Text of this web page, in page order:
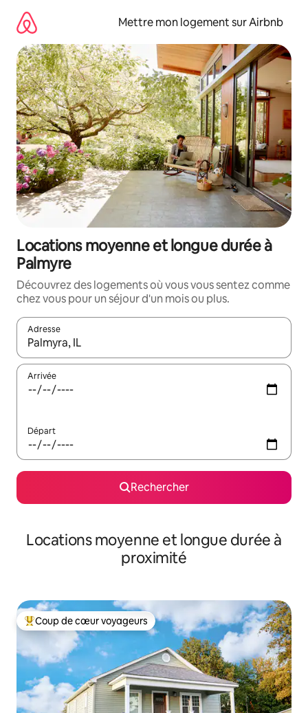
directement
contenu
Mettre mon logement sur Airbnb
Locations moyenne et longue durée à
Palmyre
Découvrez des logements où vous vous sentez comme
chez vous pour un séjour d'un mois ou plus.
Adresse
Lorsque les résultats s'affichent, utilisez les flèches vers le
Arrivée
Départ
Rechercher
Locations moyenne et longue durée à
proximité
Coups de cœur voyageurs les plus appréciés
Coup de cœur voyageurs